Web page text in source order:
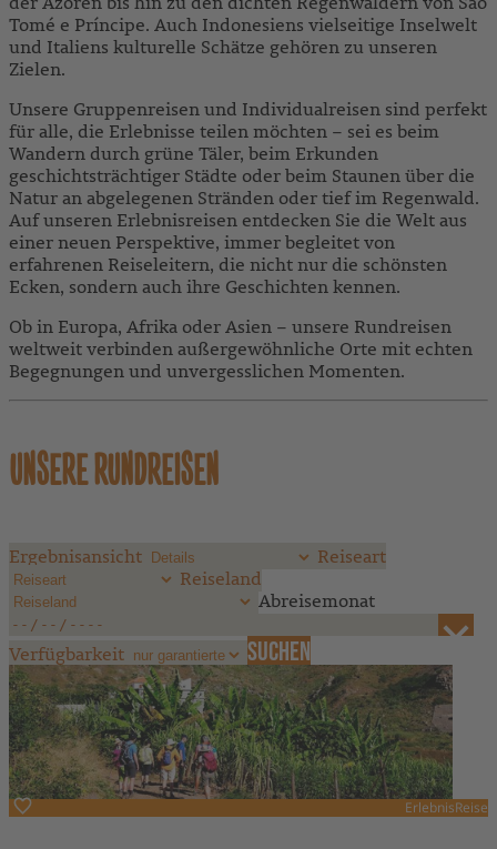
Tomé e Príncipe. Auch Indonesiens vielseitige Inselwelt
und Italiens kulturelle Schätze gehören zu unseren
Zielen.
Unsere Gruppenreisen und Individualreisen sind perfekt
für alle, die Erlebnisse teilen möchten – sei es beim
Wandern durch grüne Täler, beim Erkunden
geschichtsträchtiger Städte oder beim Staunen über die
Natur an abgelegenen Stränden oder tief im Regenwald.
Auf unseren Erlebnisreisen entdecken Sie die Welt aus
einer neuen Perspektive, immer begleitet von
erfahrenen Reiseleitern, die nicht nur die schönsten
Ecken, sondern auch ihre Geschichten kennen.
Ob in Europa, Afrika oder Asien – unsere Rundreisen
weltweit verbinden außergewöhnliche Orte mit echten
Begegnungen und unvergesslichen Momenten.
UNSERE RUNDREISEN
Ergebnisansicht
Reiseart
Reiseland
Abreisemonat
Verfügbarkeit
ErlebnisReise